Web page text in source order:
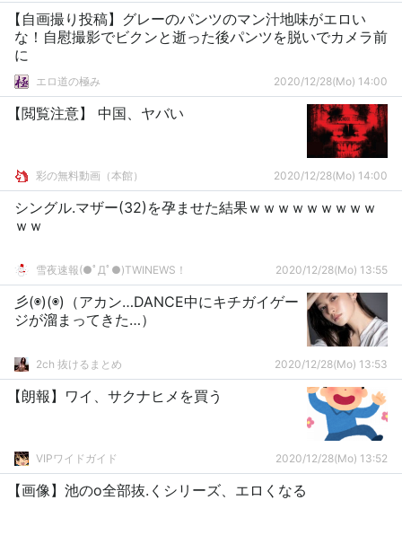
【自画撮り投稿】グレーのパンツのマン汁地味がエロい
な！自慰撮影でビクンと逝った後パンツを脱いでカメラ前
に
エロ道の極み 2020/12/28(Mo) 14:00
【閲覧注意】 中国、ヤバい
彩の無料動画（本館） 2020/12/28(Mo) 14:00
シングル.マザー(32)を孕ませた結果ｗｗｗｗｗｗｗｗｗ
ｗｗ
雪夜速報(●ﾟДﾟ●)TWINEWS！ 2020/12/28(Mo) 13:55
彡(◉)(◉)（アカン…DANCE中にキチガイゲー
ジが溜まってきた…）
2ch 抜けるまとめ 2020/12/28(Mo) 13:53
【朗報】ワイ、サクナヒメを買う
VIPワイドガイド 2020/12/28(Mo) 13:52
【画像】池のo全部抜.くシリーズ、エロくなる